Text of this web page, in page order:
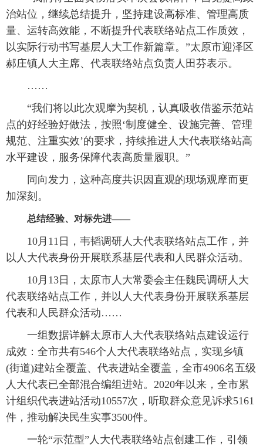
治站位，继续总结提升，坚持建设高标准、管理高质
量、运转高效能，不断提升代表联络站点工作质效，
以实际行动书写基层人大工作新篇章。”太原市迎泽区
郝庄镇人大主席、代表联络站点负责人田芬表示。
……
“我们将以此次观摩为契机，认真吸收借鉴示范站
点的好经验好做法，按照‘制度健全、设施完善、管理
规范、注重实效’的要求，持续推进人大代表联络站高
水平建设，服务保障代表高质量履职。”
同向发力，这种高度共识因直观的现场观摩而更
加深刻。
总结经验、对标先进——
10月11日，韦韬调研人大代表联络站点工作，并
以人大代表身份开展联系基层代表和人民群众活动。
10月13日，太原市人大常委会主任魏民调研人大
代表联络站点工作，并以人大代表身份开展联系基层
代表和人民群众活动……
一组数据详解太原市人大代表联络站点建设运行
成效：全市共有546个人大代表联络站点，实现乡镇
(街道)建站全覆盖、代表进站全覆盖，全市4906名五级
人大代表已全部混合编组进站。2020年以来，全市累
计组织代表进站活动10557次，听取群众意见诉求5161
件，推动解决民生实事3500件。
一轮“示范型”人大代表联络站点创建工作，引领